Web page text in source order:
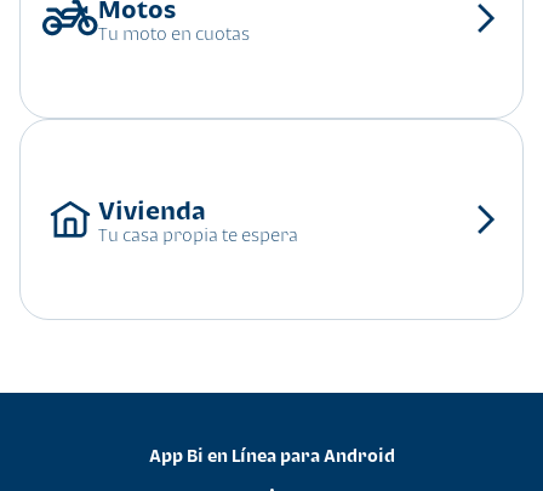
Tu moto en cuotas
Tu casa propia te espera
App Bi en Línea para Android